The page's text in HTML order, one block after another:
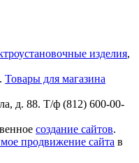
изделия,
Товары для магазина
д. 88. Т/ф (812) 600-00-
создание сайтов.
продвижение сайта в